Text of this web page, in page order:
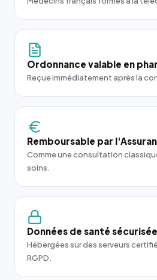
Ordonnance valable en
Reçue immédiatement après la
Remboursable par
Comme une consultation
soins.
Données de santé
Hébergées sur des serveurs
RGPD.